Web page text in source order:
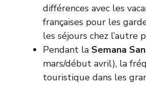
différences avec les
françaises pour les
les séjours chez l’autre
Pendant la Semana
mars/début avril), la
touristique dans les